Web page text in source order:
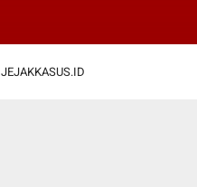
JEJAKKASUS.ID